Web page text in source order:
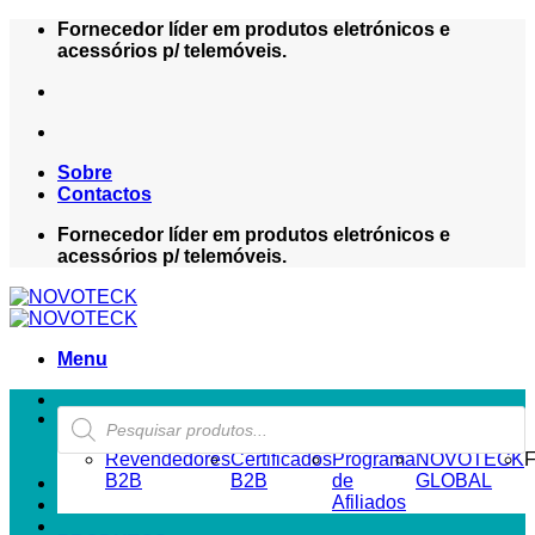
Skip
Fornecedor líder em produtos eletrónicos e
acessórios p/ telemóveis.
Sobre
Contactos
Fornecedor líder em produtos eletrónicos e
acessórios p/ telemóveis.
Menu
Products
search
ZONA REVENDEDOR-B2B
Revendedores
B2B
Certificados
B2B
Programa
de
Afiliados
NOVOTECK
GLOBAL